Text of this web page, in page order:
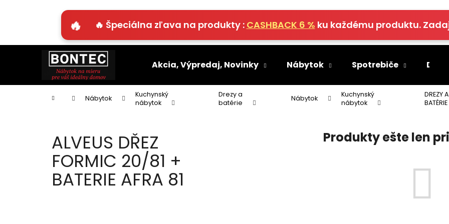
🔥 Špeciálna zľava na produkty : CASHBACK 6 % ku každému produktu.
Akcia, Výpredaj, Novinky Nábytok Spotrebiče
Domov Nábytok
Kuchynský
nábytok
Drezy a
batérie
Nábytok
Kuchynský
nábytok
DREZY A
BATÉRIE
ALVEUS DŘEZ
FORMIC 20/81 +
BATERIE AFRA 81
Produkty ešte len
í
obchodu
obchodu
HĽADAŤ
Odporúčame